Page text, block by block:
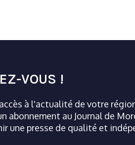
VOUS !
à l'actualité de votre
abonnement au Journal de
une presse de qualité et